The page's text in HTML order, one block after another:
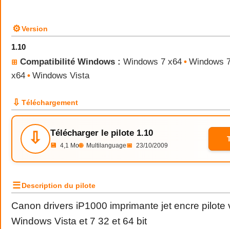
⚙Version
1.10
⊞ Compatibilité Windows : Windows 7 x64 • Windows
x64 • Windows Vista
⇩ Téléchargement
⇩ Télécharger le pilote 1.10
💾 4,1 Mo🌐 Multilanguage📅 23/10/2009
☰Description du pilote
Canon drivers iP1000 imprimante jet encre pilote
Windows Vista et 7 32 et 64 bit